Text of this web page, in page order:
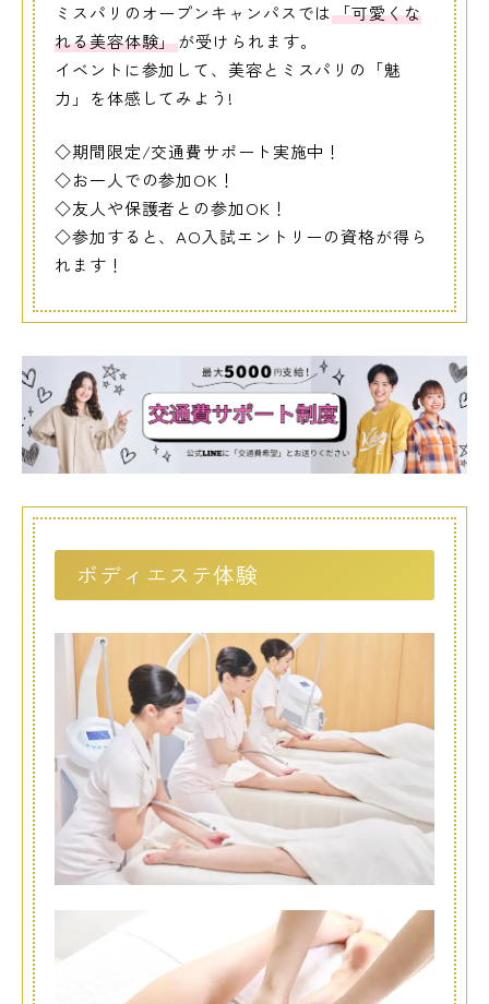
ミスパリのオープンキャンパスでは「可愛くな
れる美容体験」が受けられます。
イベントに参加して、美容とミスパリの「魅
力」を体感してみよう!
◇期間限定/交通費サポート実施中！
◇お一人での参加OK！
◇友人や保護者との参加OK！
◇参加すると、AO入試エントリーの資格が得ら
れます！
ボディエステ体験